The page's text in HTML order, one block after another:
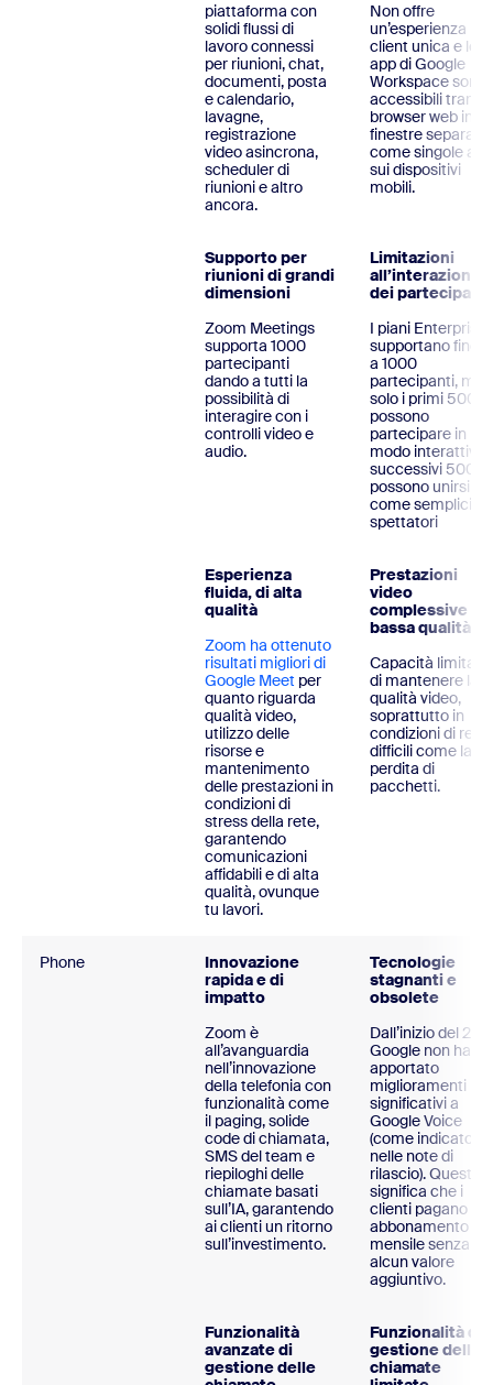
piattaforma con
solidi flussi di
lavoro connessi
per riunioni, chat,
documenti, posta
e calendario,
lavagne,
registrazione
video asincrona,
scheduler di
riunioni e altro
ancora.
Non offre
un’esperienza
client unica e le
app di Google
Workspace sono
accessibili
browser web in
finestre separate
come singole app
sui dispositivi
mobili.
Supporto per
riunioni di grandi
dimensioni
Zoom Meetings
supporta 1000
partecipanti
dando a tutti la
possibilità di
interagire con i
controlli video e
audio.
Limitazioni
all’interazione
dei partecipanti
I piani Enterprise
supportano fino
a 1000
partecipanti, ma
solo i primi 500
possono
partecipare in
modo interattivo;
successivi 500
possono unirsi
come semplici
spettatori
Esperienza
fluida, di alta
qualità
Zoom ha ottenuto
risultati migliori di
Google Meet per
quanto riguarda
qualità video,
utilizzo delle
risorse e
mantenimento
delle prestazioni in
condizioni di
stress della rete,
garantendo
comunicazioni
affidabili e di alta
qualità, ovunque
tu lavori.
Prestazioni
video
complessive di
bassa qualità
Capacità limitata
di mantenere la
qualità video,
soprattutto in
condizioni di rete
difficili come la
perdita di
pacchetti.
Phone
Innovazione
rapida e di
impatto
Zoom è
all’avanguardia
nell’innovazione
della telefonia con
funzionalità come
il paging, solide
code di chiamata,
SMS del team e
riepiloghi delle
chiamate basati
sull’IA, garantendo
ai clienti un ritorno
sull’investimento.
Tecnologie
stagnanti e
obsolete
Dall’inizio del
Google non ha
apportato
miglioramenti
significativi a
Google Voice
(come indicato
nelle note di
rilascio). Questo
significa che i
clienti pagano un
abbonamento
mensile senza
alcun valore
aggiuntivo.
Funzionalità
avanzate di
gestione delle
Funzionalità di
gestione delle
chiamate